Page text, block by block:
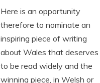
Here is an opportunity
therefore to nominate an
inspiring piece of writing
about Wales that deserves
to be read widely and the
winning piece, in Welsh or